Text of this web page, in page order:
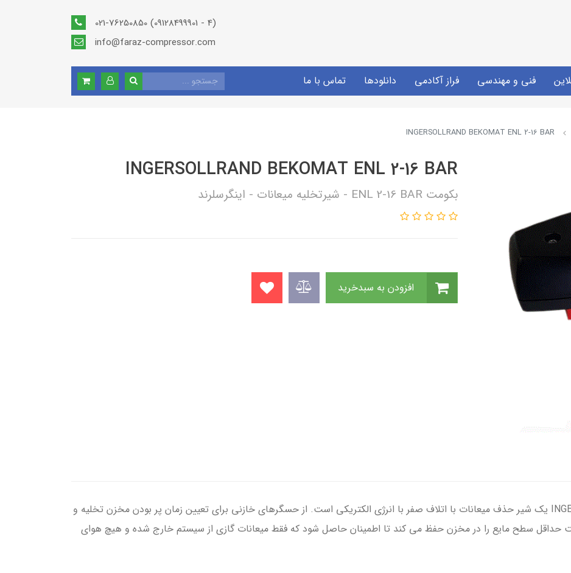
021-76250850 (09128499901 - 4)
info@faraz-compressor.com
فنی و مهندسی فراز آکادمی دانلودها تماس با ما
INGERSOLLRAND BEKOMAT ENL 2-16 BAR
INGERSOLLRAND BEKOMAT ENL 2-16 BAR
بکومت ENL 2-16 BAR - شیرتخلیه میعانات - اینگرسلرند
شیر تخلیه اتومات INGERSOLLRAND ReliaDrain یک شیر حذف میعانات با اتلاف صفر با انرژی الکتریکی است. از حسگرهای خازنی برای تعیین زمان پر بودن مخزن تخلیه و
حداقل سطح مایع را در مخزن حفظ می کند تا اطمینان حاصل شود که فقط میعانات گازی از سیستم خارج شده و هیچ هوای